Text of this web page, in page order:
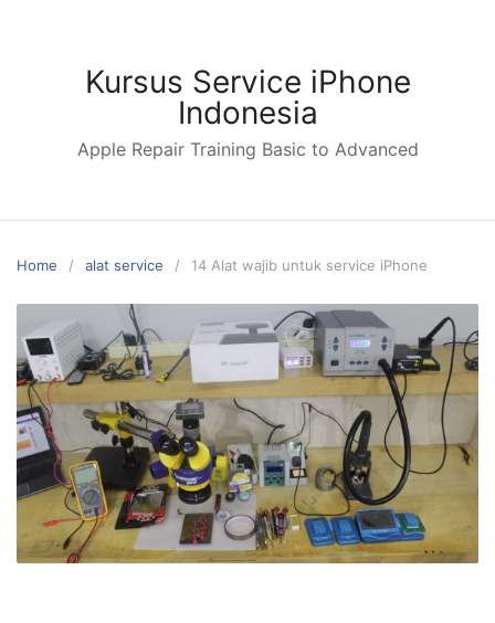
Kursus Service iPhone
Indonesia
Apple Repair Training Basic to Advanced
Home alat service 14 Alat wajib untuk service iPhone